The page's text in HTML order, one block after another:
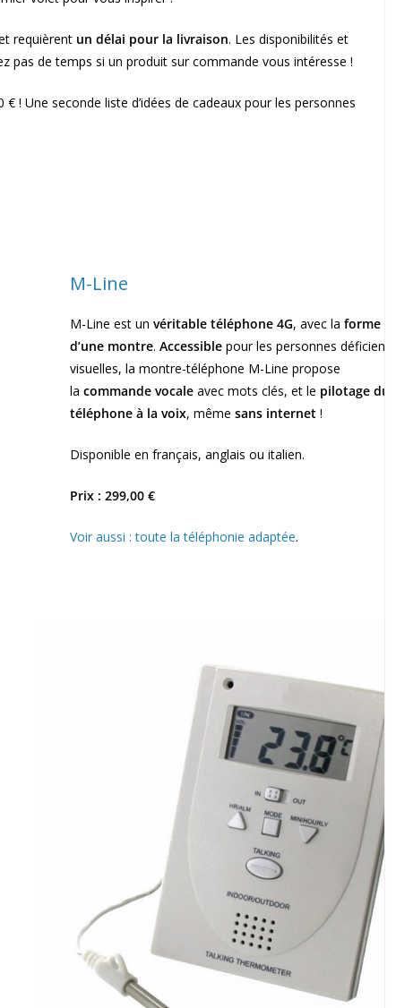
requièrent un délai pour la livraison. Les disponibilités et
pas de temps si un produit sur commande vous intéresse !
! Une seconde liste d’idées de cadeaux pour les personnes
M-Line
M-Line est un véritable téléphone 4G, avec la forme
d’une montre. Accessiblepour les personnes déficientes
visuelles, la montre-téléphone M-Line propose
la commande vocaleavec mots clés, et le pilotage du
téléphone à la voix, même sans internet!
Disponible en français, anglais ou italien.
Prix : 299,00 €
Voir aussi : toute la téléphonie adaptée.